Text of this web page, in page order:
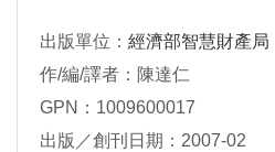
出版單位： 經濟部智慧財產局
作/編/譯者：陳達仁
GPN：1009600017
出版／創刊日期：2007-02